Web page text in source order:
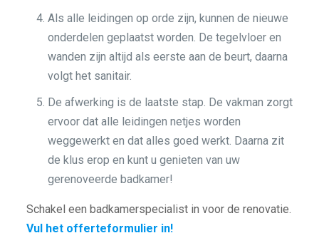
Als alle leidingen op orde zijn, kunnen de nieuwe
onderdelen geplaatst worden. De tegelvloer en
wanden zijn altijd als eerste aan de beurt, daarna
volgt het sanitair.
De afwerking is de laatste stap. De vakman zorgt
ervoor dat alle leidingen netjes worden
weggewerkt en dat alles goed werkt. Daarna zit
de klus erop en kunt u genieten van uw
gerenoveerde badkamer!
Schakel een badkamerspecialist in voor de renovatie.
Vul het offerteformulier in!